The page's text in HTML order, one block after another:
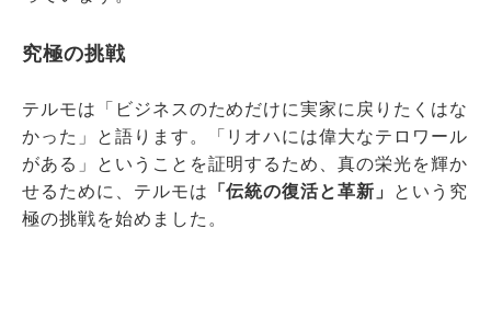
究極の挑戦
テルモは「ビジネスのためだけに実家に戻りたくはな
かった」と語ります。「リオハには偉大なテロワール
がある」ということを証明するため、真の栄光を輝か
せるために、テルモは 「伝統の復活と革新」
という究
極の挑戦を始めました。